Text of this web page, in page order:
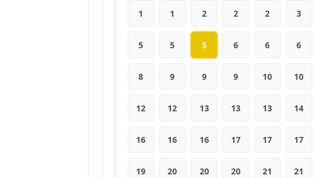
1 1 2 2 2 3
5 5 5 6 6 6
8 9 9 9 10 10
12 12 13 13 13 14
16 16 16 17 17 17
19 20 20 20 21 21